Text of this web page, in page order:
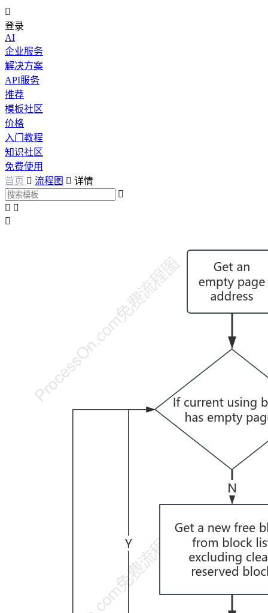

登录
AI
企业服务
解决方案
API服务
推荐
模板社区
价格
入门教程
知识社区
免费使用
首页  流程图  详情

 
